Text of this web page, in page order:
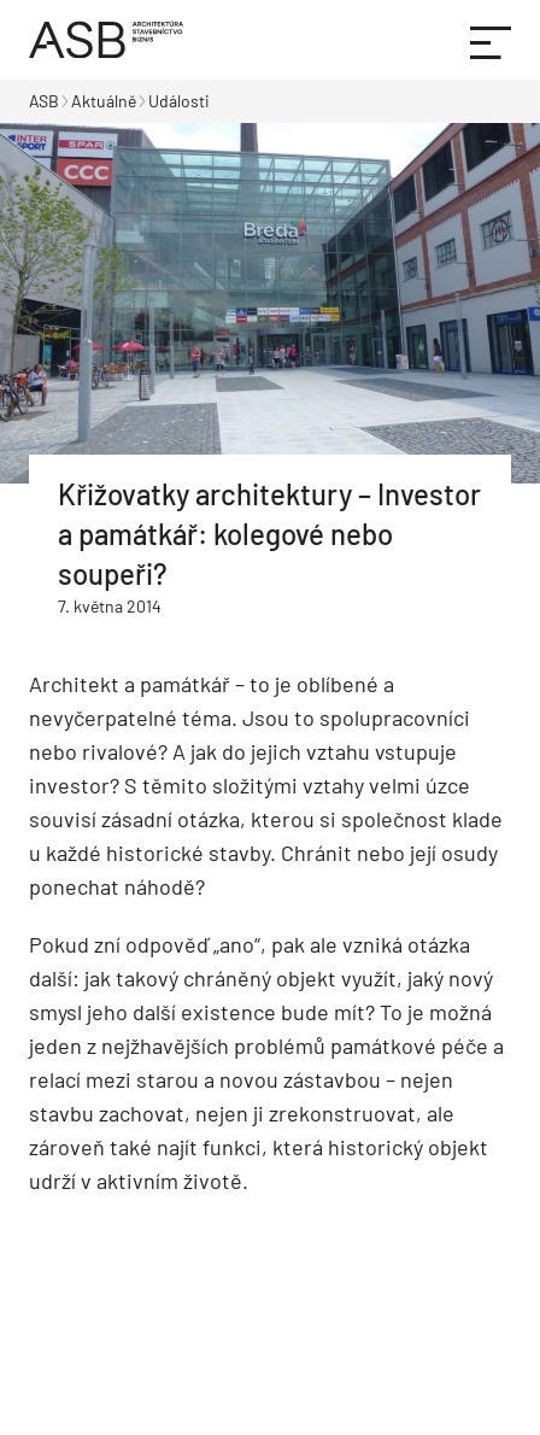
ASB Aktuálně Události
Křižovatky architektury – Investor
a památkář: kolegové nebo
soupeři?
7. května 2014
Architekt a památkář – to je oblíbené a
nevyčerpatelné téma. Jsou to spolupracovníci
nebo rivalové? A jak do jejich vztahu vstupuje
investor? S těmito složitými vztahy velmi úzce
souvisí zásadní otázka, kterou si společnost klade
u každé historické stavby. Chránit nebo její osudy
ponechat náhodě?
Pokud zní odpověď „ano“, pak ale vzniká otázka
další: jak takový chráněný objekt využít, jaký nový
smysl jeho další existence bude mít? To je možná
jeden z nejžhavějších problémů památkové péče a
relací mezi starou a novou zástavbou – nejen
stavbu zachovat, nejen ji zrekonstruovat, ale
zároveň také najít funkci, která historický objekt
udrží v aktivním životě.